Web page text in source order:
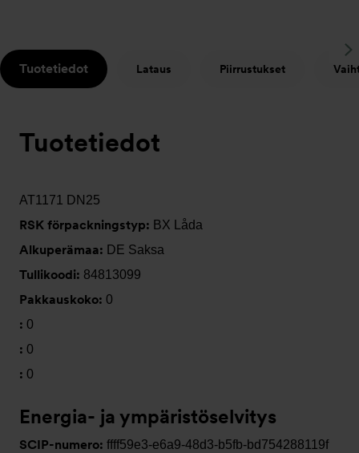
Tuotetiedot Lataus Piirrustukset
Tuotetiedot
AT1171 DN25
RSK förpackningstyp: BX Låda
Alkuperämaa: DE Saksa
Tullikoodi: 84813099
Pakkauskoko: 0
: 0
: 0
: 0
Energia- ja ympäristöselvitys
SCIP-numero: ffff59e3-e6a9-48d3-b5fb-bd754288119f